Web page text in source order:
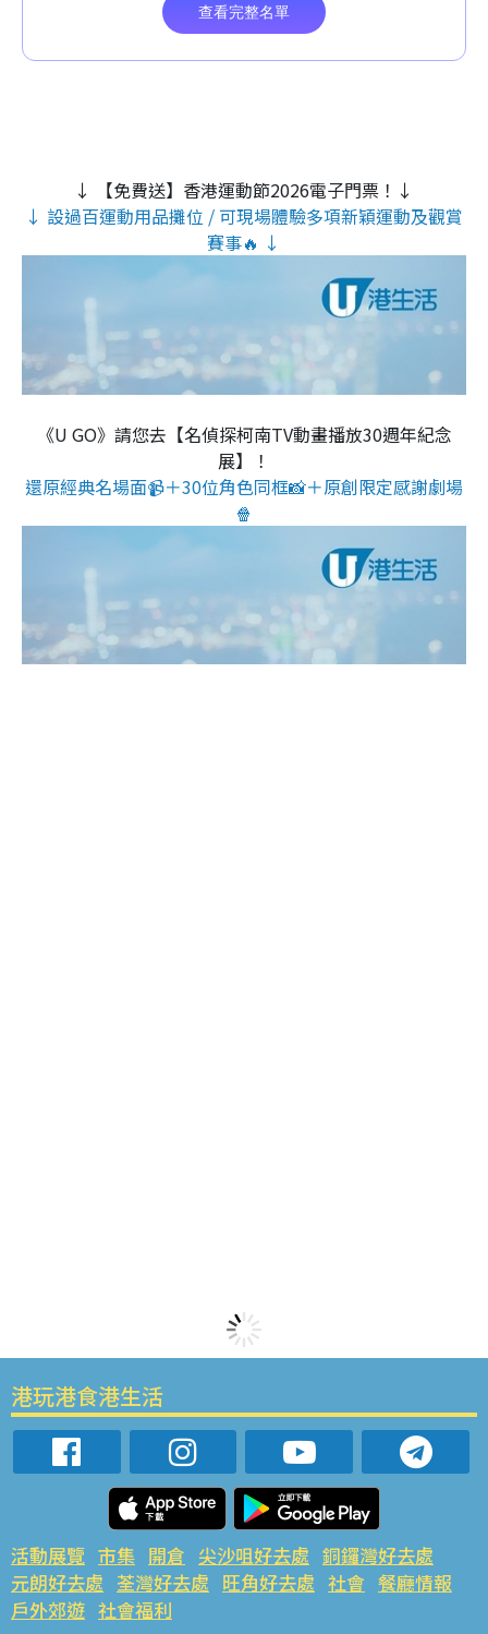
↓ 【免費送】香港運動節2026電子門票！↓
↓ 設過百運動用品攤位 / 可現場體驗多項新穎運動及觀賞
賽事🔥 ↓
《U GO》請您去【名偵探柯南TV動畫播放30週年紀念
展】！
還原經典名場面📹＋30位角色同框📸＋原創限定感謝劇場
🍿
港玩港食港生活
活動展覽 市集 開倉 尖沙咀好去處 銅鑼灣好去處
元朗好去處 荃灣好去處 旺角好去處 社會 餐廳情報
戶外郊遊 社會福利